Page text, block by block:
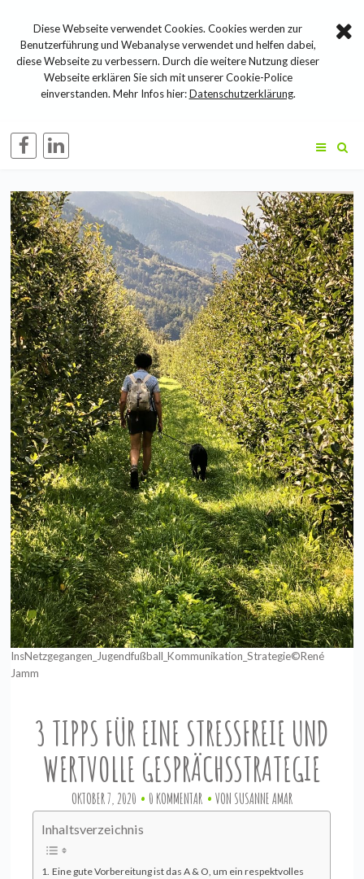
InsNetzgegangen_Jugendfußball_Kommunikation_Strategie©René
Jamm
3 TIPPS FÜR EINE STRESSFREIE UND
WERTVOLLE GESPRÄCHSSTRATEGIE
OKTOBER 7, 2020 0 KOMMENTAR VON SUSANNE AMAR
Inhaltsverzeichnis
Eine gute Vorbereitung ist das A & O, um ein respektvolles
Diese Webseite verwendet Cookies. Cookies werden zur
Benutzerführung und Webanalyse verwendet und helfen dabei,
diese Webseite zu verbessern. Durch die weitere Nutzung dieser
Webseite erklären Sie sich mit unserer Cookie-Police
einverstanden. Mehr Infos hier:Datenschutzerklärung.